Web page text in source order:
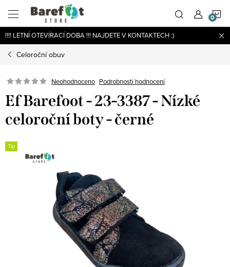
obsah
!!!! LETNÍ OTEVÍRACÍ DOBA !!! NAJDETE V KONTAKTECH :)
Celoroční obuv
Neohodnoceno Podrobnosti hodnocení
Ef Barefoot - 23-3387 - Nízké
celoroční boty - černé
Tip